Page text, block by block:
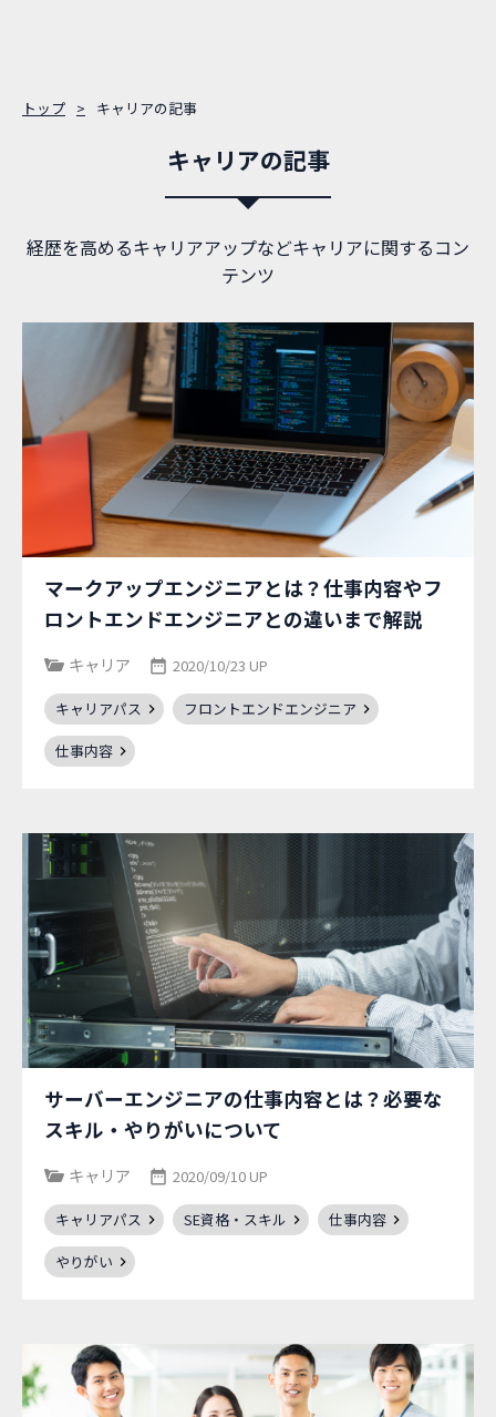
トップ キャリアの記事
キャリアの記事
経歴を高めるキャリアアップなどキャリアに関するコン
テンツ
マークアップエンジニアとは？仕事内容やフ
ロントエンドエンジニアとの違いまで解説
キャリア 2020/10/23 UP
キャリアパス
フロントエンドエンジニア
仕事内容
サーバーエンジニアの仕事内容とは？必要な
スキル・やりがいについて
キャリア 2020/09/10 UP
キャリアパス SE資格・スキル
仕事内容
やりがい